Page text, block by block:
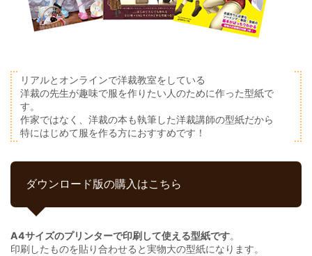
リアルとオンラインで洋裁教室をしている
洋裁の先生が趣味で服を作りたい人のために作った型紙で
す。
作家ではなく、洋裁の本も執筆した洋裁講師の型紙だから
特にはじめて服を作る方におすすめです！
ダウンロード版の購入はこちら
A4サイズのプリンターで印刷して使える型紙です。
印刷したものを貼り合わせると実物大の型紙になります。